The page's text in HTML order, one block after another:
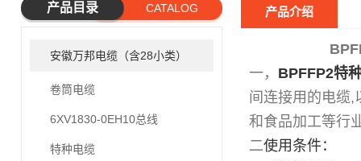
产品目录 CATALOG
安徽万邦电缆（含28小类）
卷筒电缆
6XV1830-0EH10总线
特种电缆
产品介绍
一， BPFFP2特
间连接用的电缆,
和食品加工等行
二使用条件：